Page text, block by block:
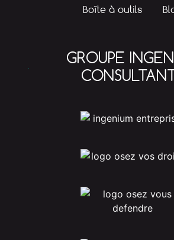
Boîte à outils
GROUPE